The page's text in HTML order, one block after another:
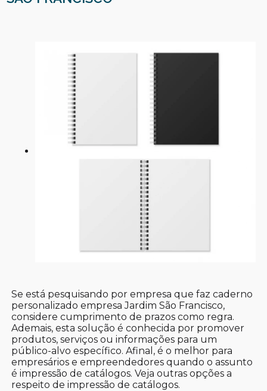
Se está pesquisando por empresa que faz caderno
personalizado empresa Jardim São Francisco,
considere cumprimento de prazos como regra.
Ademais, esta solução é conhecida por promover
produtos, serviços ou informações para um
público-alvo específico. Afinal, é o melhor para
empresários e empreendedores quando o assunto
é impressão de catálogos. Veja outras opções a
respeito de impressão de catálogos.